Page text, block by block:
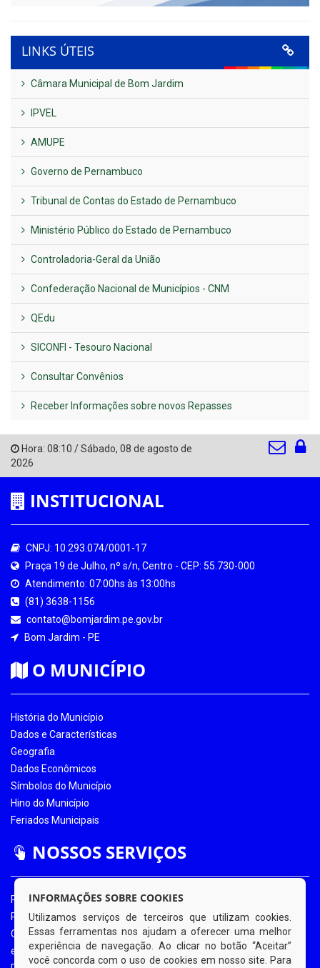
LINKS ÚTEIS
Câmara Municipal de Bom Jardim
IPVEL
AMUPE
Governo de Pernambuco
Tribunal de Contas do Estado de Pernambuco
Ministério Público do Estado de Pernambuco
Controladoria-Geral da União
Confederação Nacional de Municípios - CNM
QEdu
SICONFI - Tesouro Nacional
Consultar Convênios
Receber Informações sobre novos Repasses
Hora: 08:10 /Sábado, 08 de agosto de
2026
INSTITUCIONAL
CNPJ: 10.293.074/0001-17
Praça 19 de Julho, nº s/n, Centro - CEP: 55.730-000
Atendimento: 07:00hs às 13:00hs
(81) 3638-1156
contato@bomjardim.pe.gov.br
Bom Jardim - PE
O MUNICÍPIO
História do Município
Dados e Características
Geografia
Dados Econômicos
Símbolos do Município
Hino do Município
Feriados Municipais
NOSSOS SERVIÇOS
Portal da Transparência
Portal da Transparência COVID-19
Ouvidoria Eletrônica
e-SIC
INFORMAÇÕES SOBRE COOKIES
Utilizamos serviços de terceiros que utilizam cookies.
Essas ferramentas nos ajudam a oferecer uma melhor
experiência de navegação. Ao clicar no botão “Aceitar”
você concorda com o uso de cookies em nosso site. Para